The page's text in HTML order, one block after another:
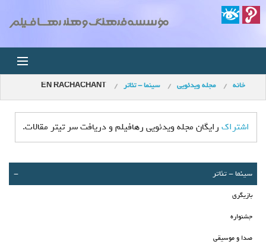
خانه
فروشگاه
کودک
خانه مجله ویدئویی سينما - تئاتر EN RACHACHANT
اشتراک رایگان مجله ویدئویی رهافیلم و دریافت سر تیتر مقالات.
سينما - تئاتر -
بازیگری
جشنواره
صدا و موسیقی